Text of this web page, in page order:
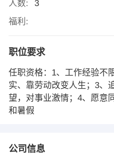
人数:
3
福利:
职位要求
任职资格：1、工作经验不
实、靠劳动改变人生；3、
望，对事业激情；4、愿意
和暑假
公司信息